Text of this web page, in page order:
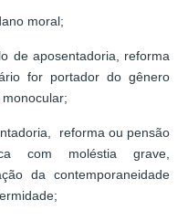
moral;
aposentadoria, reforma
for portador do gênero
reforma ou pensão
com moléstia grave,
da contemporaneidade